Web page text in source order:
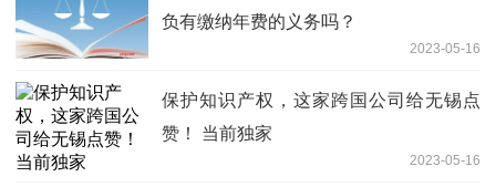
负有缴纳年费的义务吗？
2023-05-16
保护知识产权，这家跨国公司给无锡点
赞！ 当前独家
2023-05-16